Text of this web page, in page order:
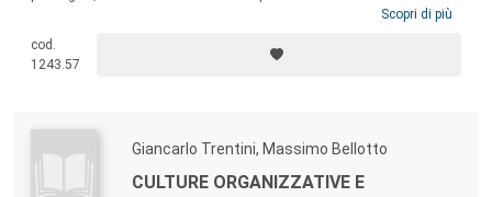
conoscenze e creatività e favoriscono le basse manipolazioni
il valore metastorico delle esigenze fondamentali della Persona
attraverso atti creativi di valore universale?
Scopri di più
cod.
1243.57
Giancarlo Trentini, Massimo Bellotto
CULTURE ORGANIZZATIVE E